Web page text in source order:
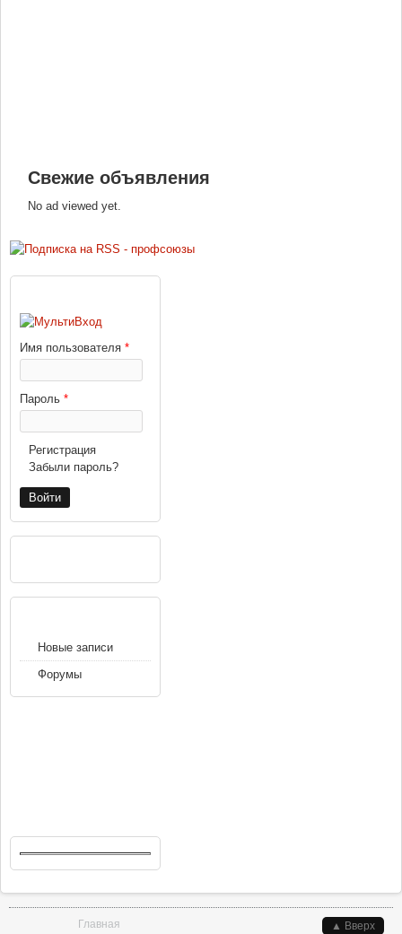
Свежие объявления
No ad viewed yet.
Имя пользователя *
Пароль *
Регистрация
Забыли пароль?
Новые записи
Форумы
Главная ▲ Вверх